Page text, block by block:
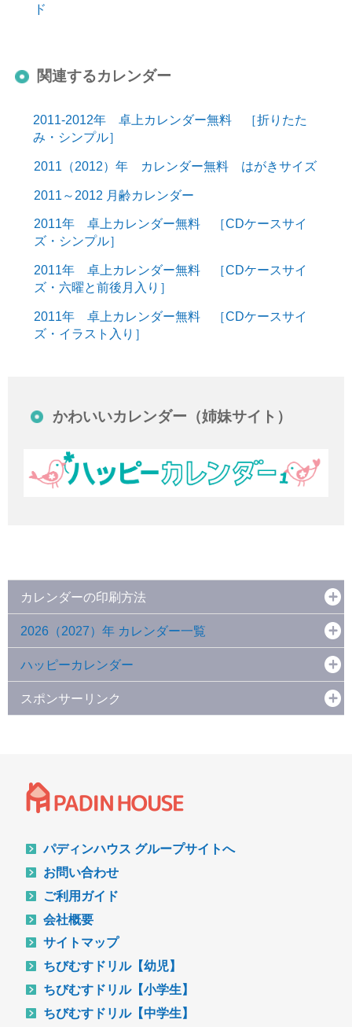
ド
関連するカレンダー
2011-2012年 卓上カレンダー無料 ［折りたた
み・シンプル］
2011（2012）年 カレンダー無料 はがきサイズ
2011～2012 月齢カレンダー
2011年 卓上カレンダー無料 ［CDケースサイ
ズ・シンプル］
2011年 卓上カレンダー無料 ［CDケースサイ
ズ・六曜と前後月入り］
2011年 卓上カレンダー無料 ［CDケースサイ
ズ・イラスト入り］
かわいいカレンダー（姉妹サイト）
カレンダーの印刷方法
2026（2027）年 カレンダー一覧
ハッピーカレンダー
スポンサーリンク
パディンハウス グループサイトへ
お問い合わせ
ご利用ガイド
会社概要
サイトマップ
ちびむすドリル【幼児】
ちびむすドリル【小学生】
ちびむすドリル【中学生】